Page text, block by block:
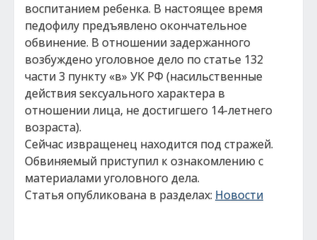
воспитанием ребенка. В настоящее время
педофилу предъявлено окончательное
обвинение. В отношении задержанного
возбуждено уголовное дело по статье 132
части 3 пункту «в» УК РФ (насильственные
действия sексуального характера в
отношении лица, не достигшего 14-летнего
возраста).
Сейчас извращенец находится под стражей.
Обвиняемый приступил к ознакомлению с
материалами уголовного дела.
Статья опубликована в разделах: Новости